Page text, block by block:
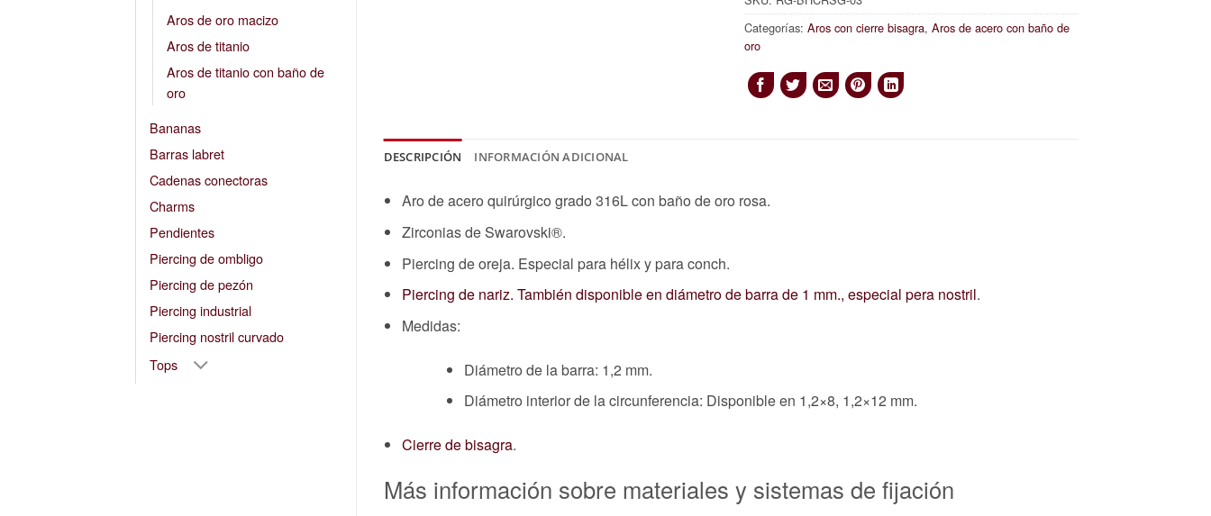
Aros de oro macizo
Aros de titanio
Aros de titanio con baño de
oro
Bananas
Barras labret
Cadenas conectoras
Charms
Pendientes
Piercing de ombligo
Piercing de pezón
Piercing industrial
Piercing nostril curvado
Tops
Categorías:Aros con cierre bisagra,Aros de acero con baño de
oro
DESCRIPCIÓN INFORMACIÓN ADICIONAL
Aro de acero quirúrgico grado 316L con baño de oro rosa.
Zirconias de Swarovski®.
Piercing de oreja. Especial para hélix y para conch.
Piercing de nariz. También disponible en diámetro de barra de 1 mm., especial pera nostril.
Medidas:
Diámetro de la barra: 1,2 mm.
Diámetro interior de la circunferencia: Disponible en 1,2×8, 1,2×12 mm.
Cierre de bisagra.
Más información sobre materiales y sistemas de fijación